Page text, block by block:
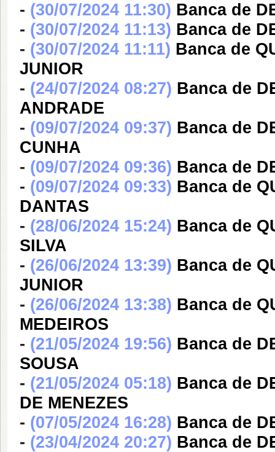
- (30/07/2024 11:30) Banca de
- (30/07/2024 11:13) Banca de
- (30/07/2024 11:11) Banca de
JUNIOR
- (24/07/2024 08:27) Banca de
ANDRADE
- (09/07/2024 09:37) Banca de
CUNHA
- (09/07/2024 09:36) Banca de
- (09/07/2024 09:33) Banca de
DANTAS
- (28/06/2024 15:24) Banca de
SILVA
- (26/06/2024 13:39) Banca de
JUNIOR
- (26/06/2024 13:38) Banca de
MEDEIROS
- (21/05/2024 19:56) Banca de
SOUSA
- (21/05/2024 05:18) Banca de
DE MENEZES
- (07/05/2024 16:28) Banca de
- (23/04/2024 20:27) Banca de